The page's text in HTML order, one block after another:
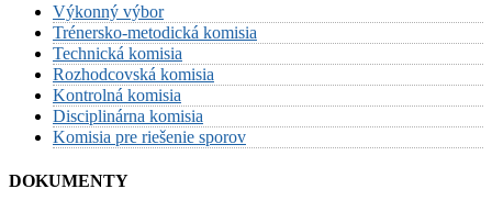
Výkonný výbor
Trénersko-metodická komisia
Technická komisia
Rozhodcovská komisia
Kontrolná komisia
Disciplinárna komisia
Komisia pre riešenie sporov
DOKUMENTY